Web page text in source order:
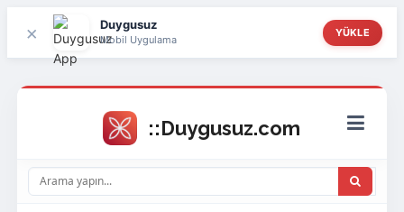
× Duygusuz
Mobil Uygulama
YÜKLE